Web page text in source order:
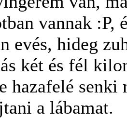
vannak :P,
evés, hideg
két és fél
hazafelé
a lábamat.